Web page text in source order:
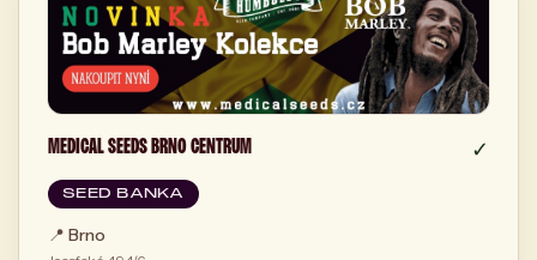
MEDICAL SEEDS BRNO CENTRUM ✓
SEED BANKA
📍 Brno